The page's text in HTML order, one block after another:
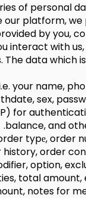
of personal
our platform,
by you,
interact with
The data which
your name,
sex,
for
balance, and
typе, order
history, order
option,
total
notes for